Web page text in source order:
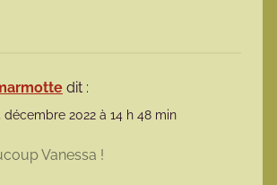
dit :
décembre 2022 à 14 h 48 min
Vanessa !